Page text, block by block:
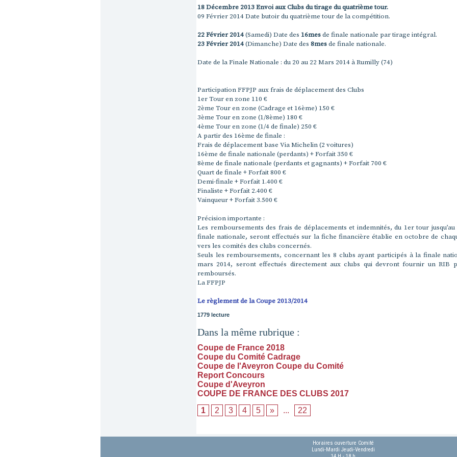
18 Décembre 2013 Envoi aux Clubs du tirage du quatrième tour.
09 Février 2014 Date butoir du quatrième tour de la compétition.
22 Février 2014(Samedi) Date des 16mesde finale nationale par tirage intégral.
23 Février 2014(Dimanche) Date des 8mesde finale nationale.
Date de la Finale Nationale : du 20 au 22 Mars 2014 à Rumilly (74)
Participation FFPJP aux frais de déplacement des Clubs
1er Tour en zone 110 €
2ème Tour en zone (Cadrage et 16ème) 150 €
3ème Tour en zone (1/8ème) 180 €
4ème Tour en zone (1/4 de finale) 250 €
A partir des 16ème de finale :
Frais de déplacement base Via Michelin (2 voitures)
16ème de finale nationale (perdants) + Forfait 350 €
8ème de finale nationale (perdants et gagnants) + Forfait 700 €
Quart de finale + Forfait 800 €
Demi-finale + Forfait 1.400 €
Finaliste + Forfait 2.400 €
Vainqueur + Forfait 3.500 €
Précision importante :
Les remboursements des frais de déplacements et indemnités, du 1er tour jusqu’au
finale nationale, seront effectués sur la fiche financière établie en octobre de
vers les comités des clubs concernés.
Seuls les remboursements, concernant les 8 clubs ayant participés à la finale
mars 2014, seront effectués directement aux clubs qui devront fournir un RIB
remboursés.
La FFPJP
Le règlement de la Coupe 2013/2014
1779 lecture
Dans la même rubrique :
Coupe de France 2018
Coupe du Comité Cadrage
Coupe de l'Aveyron Coupe du Comité
Report Concours
Coupe d'Aveyron
COUPE DE FRANCE DES CLUBS 2017
1
2 3 4 5 » ... 22
Horaires ouverture Comité
Lundi-Mardi Jeudi-Vendredi